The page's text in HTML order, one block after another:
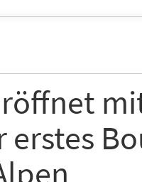
erstes
folgende Newsletter
Newsletter (gegen